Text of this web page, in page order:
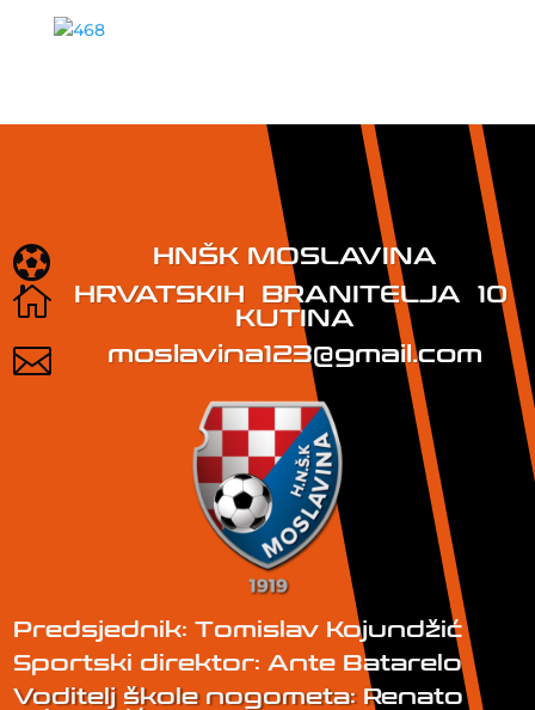
 HNŠK MOSLAVINA

HRVATSKIH BRANITELJA 10
KUTINA
 moslavina123@gmail.com
Predsjednik: Tomislav Kojundžić
Sportski direktor: Ante Batarelo
Voditelj škole nogometa: Renato